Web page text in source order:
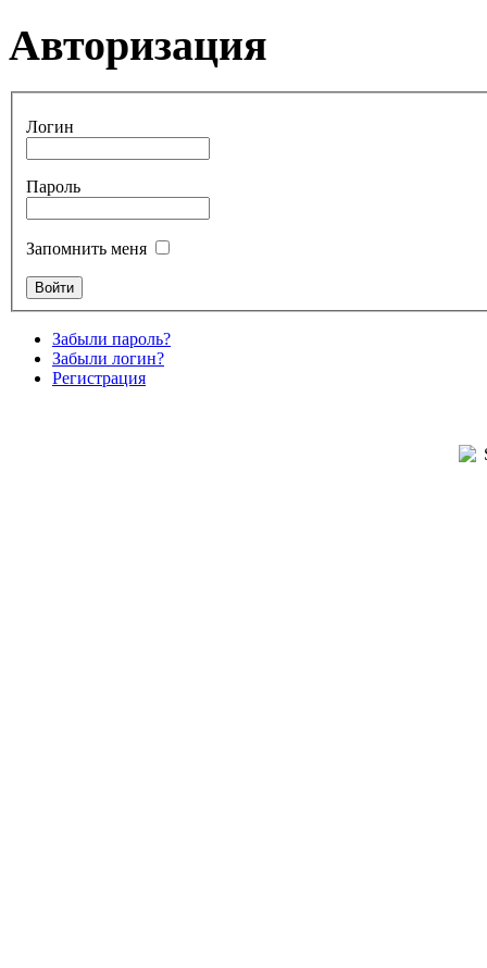
Авторизация
Логин
Пароль
Запомнить меня
Забыли пароль?
Забыли логин?
Регистрация